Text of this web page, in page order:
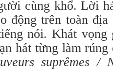
cùng khổ. Lời
động trên toàn địa
nói. Khát
hát từng làm rúng
suprêmes